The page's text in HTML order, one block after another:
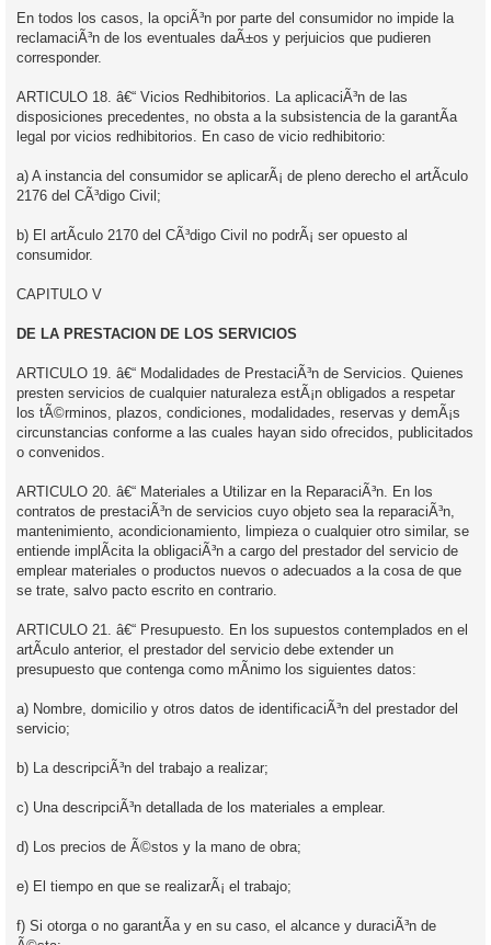
En todos los casos, la opciÃ³n por parte del consumidor no impide la
reclamaciÃ³n de los eventuales daÃ±os y perjuicios que pudieren
corresponder.
ARTICULO 18. â€“ Vicios Redhibitorios. La aplicaciÃ³n de las
disposiciones precedentes, no obsta a la subsistencia de la garantÃ­a
legal por vicios redhibitorios. En caso de vicio redhibitorio:
a) A instancia del consumidor se aplicarÃ¡ de pleno derecho el artÃ­culo
2176 del CÃ³digo Civil;
b) El artÃ­culo 2170 del CÃ³digo Civil no podrÃ¡ ser opuesto al
consumidor.
CAPITULO V
DE LA PRESTACION DE LOS SERVICIOS
ARTICULO 19. â€“ Modalidades de PrestaciÃ³n de Servicios. Quienes
presten servicios de cualquier naturaleza estÃ¡n obligados a respetar
los tÃ©rminos, plazos, condiciones, modalidades, reservas y demÃ¡s
circunstancias conforme a las cuales hayan sido ofrecidos, publicitados
o convenidos.
ARTICULO 20. â€“ Materiales a Utilizar en la ReparaciÃ³n. En los
contratos de prestaciÃ³n de servicios cuyo objeto sea la reparaciÃ³n,
mantenimiento, acondicionamiento, limpieza o cualquier otro similar, se
entiende implÃ­cita la obligaciÃ³n a cargo del prestador del servicio de
emplear materiales o productos nuevos o adecuados a la cosa de que
se trate, salvo pacto escrito en contrario.
ARTICULO 21. â€“ Presupuesto. En los supuestos contemplados en el
artÃ­culo anterior, el prestador del servicio debe extender un
presupuesto que contenga como mÃ­nimo los siguientes datos:
a) Nombre, domicilio y otros datos de identificaciÃ³n del prestador del
servicio;
b) La descripciÃ³n del trabajo a realizar;
c) Una descripciÃ³n detallada de los materiales a emplear.
d) Los precios de Ã©stos y la mano de obra;
e) El tiempo en que se realizarÃ¡ el trabajo;
f) Si otorga o no garantÃ­a y en su caso, el alcance y duraciÃ³n de